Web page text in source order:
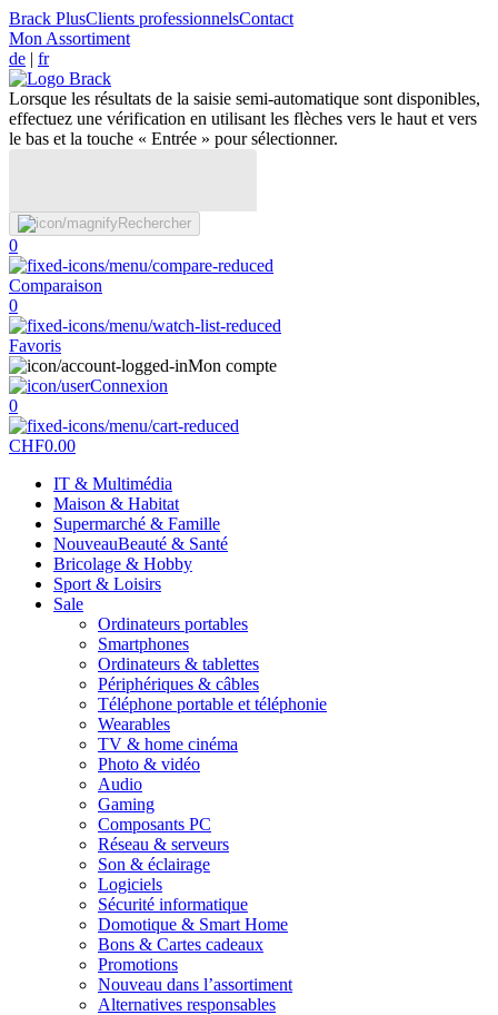
Brack PlusClients professionnelsContact
Mon Assortiment
de | fr
Lorsque les résultats de la saisie semi-automatique sont disponibles,
effectuez une vérification en utilisant les flèches vers le haut et vers
le bas et la touche « Entrée » pour sélectionner.
Rechercher
0
Comparaison
0
Favoris
Mon compte
Connexion
0
CHF0.00
IT & Multimédia
Maison & Habitat
Supermarché & Famille
NouveauBeauté & Santé
Bricolage & Hobby
Sport & Loisirs
Sale
Ordinateurs portables
Smartphones
Ordinateurs & tablettes
Périphériques & câbles
Téléphone portable et téléphonie
Wearables
TV & home cinéma
Photo & vidéo
Audio
Gaming
Composants PC
Réseau & serveurs
Son & éclairage
Logiciels
Sécurité informatique
Domotique & Smart Home
Bons & Cartes cadeaux
Promotions
Nouveau dans l’assortiment
Alternatives responsables